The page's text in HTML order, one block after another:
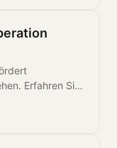
Erfahren Sie,